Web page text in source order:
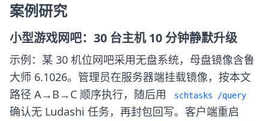
案例研究
小型游戏网吧：30 台主机 10 分钟静默升级
示例：某 30 机位网吧采用无盘系统，母盘镜像含鲁
大师 6.1026。管理员在服务器端挂载镜像，按本文
路径 A→B→C 顺序执行，随后用
schtasks /query
确认无 Ludashi 任务，再封包回写。客户端重启